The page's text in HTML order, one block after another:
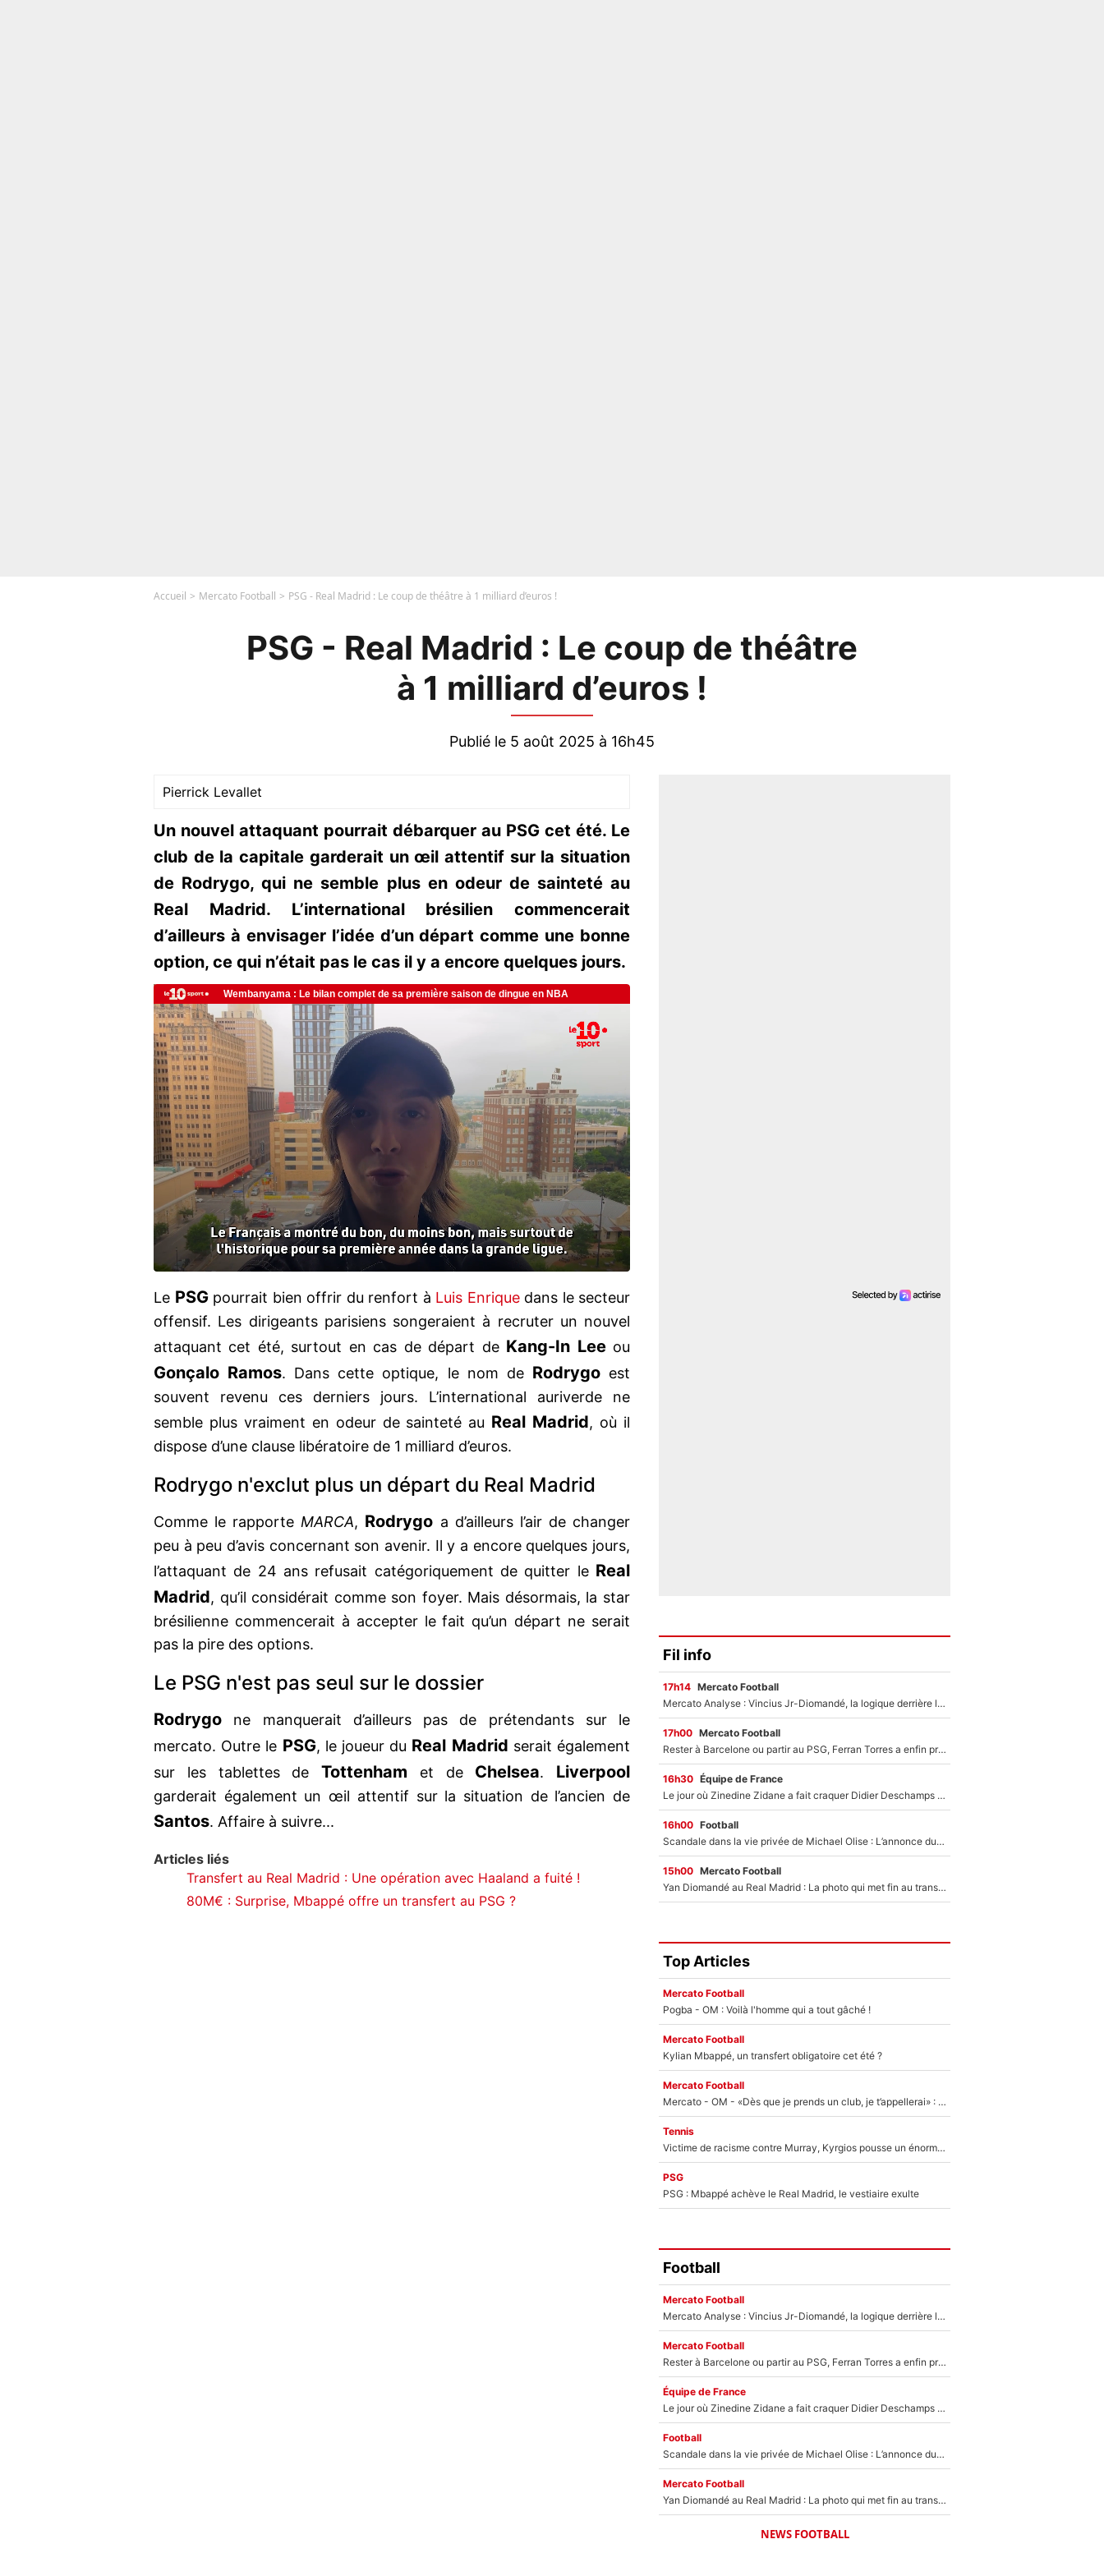
Accueil Mercato Football PSG - Real Madrid : Le coup de théâtre à 1 milliard d’euros !
PSG - Real Madrid : Le coup de théâtre
à 1 milliard d’euros !
Publié le 5 août 2025 à 16h45
Pierrick Levallet
Un nouvel attaquant pourrait débarquer au PSG cet été. Le
club de la capitale garderait un œil attentif sur la situation
de Rodrygo, qui ne semble plus en odeur de sainteté au
Real Madrid. L’international brésilien commencerait
d’ailleurs à envisager l’idée d’un départ comme une bonne
option, ce qui n’était pas le cas il y a encore quelques jours.
Le PSGpourrait bien offrir du renfort à Luis Enriquedans le secteur
offensif. Les dirigeants parisiens songeraient à recruter un nouvel
attaquant cet été, surtout en cas de départ de Kang-In Leeou
Gonçalo Ramos. Dans cette optique, le nom de Rodrygoest
souvent revenu ces derniers jours. L’international auriverde ne
semble plus vraiment en odeur de sainteté au Real Madrid, où il
dispose d’une clause libératoire de 1 milliard d’euros.
Rodrygo n'exclut plus un départ du Real Madrid
Comme le rapporteMARCA, Rodrygo a d’ailleurs l’air de changer
peu à peu d’avis concernant son avenir. Il y a encore quelques jours,
l’attaquant de 24 ans refusait catégoriquement de quitter le Real
Madrid, qu’il considérait comme son foyer. Mais désormais, la star
brésilienne commencerait à accepter le fait qu’un départ ne serait
pas la pire des options.
Le PSG n'est pas seul sur le dossier
Rodrygo ne manquerait d’ailleurs pas de prétendants sur le
mercato. Outre le PSG, le joueur du Real Madrid serait également
sur les tablettes de Tottenham et de Chelsea. Liverpool
garderait également un œil attentif sur la situation de l’ancien de
Santos. Affaire à suivre...
Articles liés
Transfert au Real Madrid : Une opération avec Haaland a fuité !
80M€ : Surprise, Mbappé offre un transfert au PSG ?
Fil info
17h14 Mercato Football
Mercato Analyse : Vincius Jr-Diomandé, la logique derrière la concordance des temps
17h00 Mercato Football
Rester à Barcelone ou partir au PSG, Ferran Torres a enfin pris sa décision : La course contre la montre est lancée !
16h30 Équipe de France
Le jour où Zinedine Zidane a fait craquer Didier Deschamps en équipe de France : «Je m’en suis voulu», l’ancien sélectionneur a regretté son geste !
16h00 Football
Scandale dans la vie privée de Michael Olise : L’annonce du Bayern Munich sur son enfant caché
15h00 Mercato Football
Yan Diomandé au Real Madrid : La photo qui met fin au transfert de l’été !
Top Articles
Mercato Football
Pogba - OM : Voilà l'homme qui a tout gâché !
Mercato Football
Kylian Mbappé, un transfert obligatoire cet été ?
Mercato Football
Mercato - OM - «Dès que je prends un club, je t’appellerai» : La promesse de Marcelino au moment de claquer la porte
Tennis
Victime de racisme contre Murray, Kyrgios pousse un énorme coup de gueule !
PSG
PSG : Mbappé achève le Real Madrid, le vestiaire exulte
Football
Mercato Football
Mercato Analyse : Vincius Jr-Diomandé, la logique derrière la concordance des temps
Mercato Football
Rester à Barcelone ou partir au PSG, Ferran Torres a enfin pris sa décision : La course contre la montre est lancée !
Équipe de France
Le jour où Zinedine Zidane a fait craquer Didier Deschamps en équipe de France : «Je m’en suis voulu», l’ancien sélectionneur a regretté son geste !
Football
Scandale dans la vie privée de Michael Olise : L’annonce du Bayern Munich sur son enfant caché
Mercato Football
Yan Diomandé au Real Madrid : La photo qui met fin au transfert de l’été !
NEWS FOOTBALL